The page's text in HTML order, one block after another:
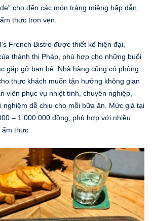
cho đến các món tráng miệng hấp dẫn,
thực trọn vẹn.
French Bistro được thiết kế hiện đại,
thành thị Pháp, phù hợp cho những buổi
gặp gỡ bạn bè. Nhà hàng cũng có phòng
thực khách muốn tận hưởng không gian
viên phục vụ nhiệt tình, chuyên nghiệp,
nghiệm dễ chịu cho mỗi bữa ăn. Mức giá tại
– 1.000.000 đồng, phù hợp với nhiều
thực.